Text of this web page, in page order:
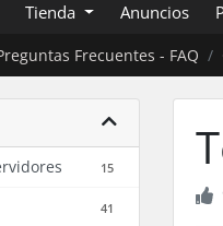
Tienda Anuncios
Frecuentes - FAQ
15
41